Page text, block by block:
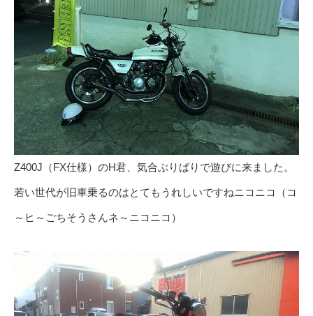
Z400J（FX仕様）のH君、気合ぶりばりで遊びに来ました。
若い世代が旧車乗るのはとてもうれしいですねニコニコ（コ
～ヒ～ごちそうさんネ～ニコニコ）